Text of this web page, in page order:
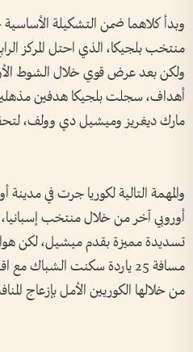
وبدأ كلاهما ضمن التشكيلة الأساسية
منتخب بلجيكا، الذي احتل المركز
ولكن بعد عرض قوي خلال الشوط
أهداف، سجلت بلجيكا هدفين
مارك ديغريز وميشيل دي وولف،
والمهمة التالية لكوريا جرت في
أوروبي آخر من خلال منتخب
تسديدة مميزة بقدم ميشيل، لكن
مسافة 25 ياردة سكنت الشباك
من خلالها الكوريين الأمل بإزعاج